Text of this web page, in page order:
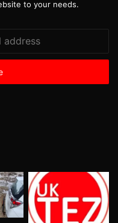
to your needs.